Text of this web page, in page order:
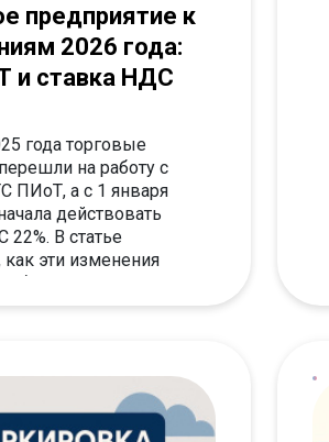
предприятие к
2026 года:
и ставка НДС
года торговые
на работу с
ПИоТ, а с 1 января
действовать
22%. В статье
как эти изменения
бизнес, и что важно
работе.